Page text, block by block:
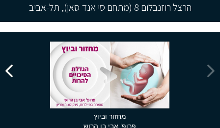
הרצל רוזנבלום 8 (מתחם סי אנד סאן), תל-אביב
מחזור וביוץ
פרופ' אבי בן הרוש